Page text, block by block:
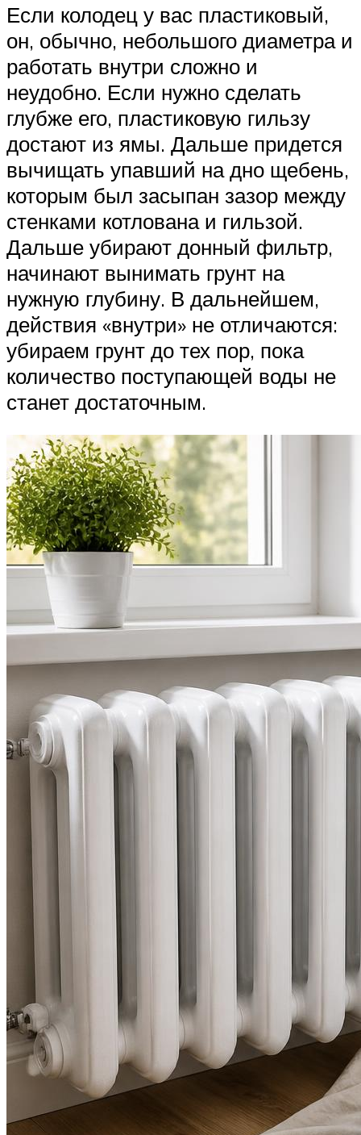
Если колодец у вас пластиковый,
он, обычно, небольшого диаметра и
работать внутри сложно и
неудобно. Если нужно сделать
глубже его, пластиковую гильзу
достают из ямы. Дальше придется
вычищать упавший на дно щебень,
которым был засыпан зазор между
стенками котлована и гильзой.
Дальше убирают донный фильтр,
начинают вынимать грунт на
нужную глубину. В дальнейшем,
действия «внутри» не отличаются:
убираем грунт до тех пор, пока
количество поступающей воды не
станет достаточным.